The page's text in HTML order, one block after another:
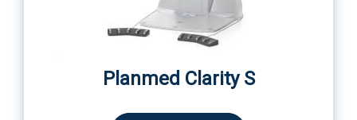
Planmed Clarity S